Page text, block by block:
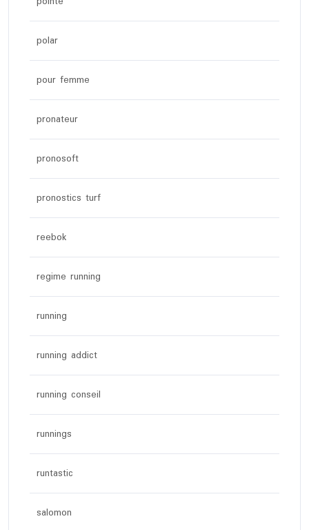
polar
pour femme
pronateur
pronosoft
pronostics turf
reebok
regime running
running
running addict
running conseil
runnings
runtastic
salomon